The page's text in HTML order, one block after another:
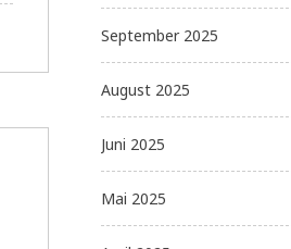
September 2025
August 2025
Juni 2025
Mai 2025